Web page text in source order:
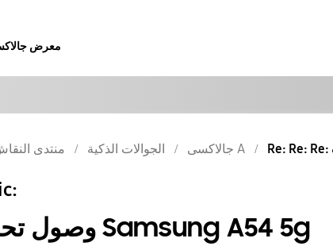
معرض
منتدى الجوالات الذكية جالاكسى A
وصول تحديث هاتف Samsung A54 5g